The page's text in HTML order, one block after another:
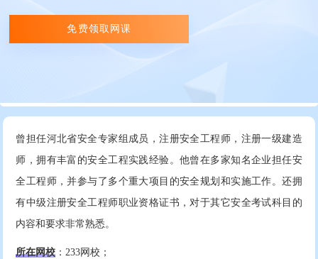
免费领取网课
曾担任河北省安全专家组成员，注册安全工程师，注册一级建造
师，拥有丰富的安全工程实践经验。他曾在多家知名企业担任安
全工程师，并参与了多个重大项目的安全规划和实施工作。还拥
有中级注册安全工程师职业资格证书，对于其它安全考试科目的
内容和要求非常熟悉。
所在网校 ：233网校；